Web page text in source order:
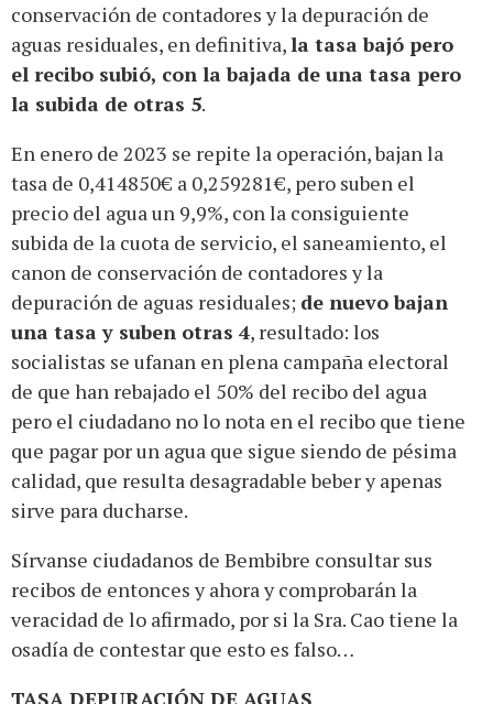
conservación de contadores y la depuración de
aguas residuales, en definitiva,la tasa bajó pero
el recibo subió, con la bajada de una tasa pero
la subida de otras 5.
En enero de 2023 se repite la operación, bajan la
tasa de 0,414850€ a 0,259281€, pero suben el
precio del agua un 9,9%, con la consiguiente
subida de la cuota de servicio, el saneamiento, el
canon de conservación de contadores y la
depuración de aguas residuales; de nuevo bajan
una tasa y suben otras 4, resultado: los
socialistas se ufanan en plena campaña electoral
de que han rebajado el 50% del recibo del agua
pero el ciudadano no lo nota en el recibo que tiene
que pagar por un agua que sigue siendo de pésima
calidad, que resulta desagradable beber y apenas
sirve para ducharse.
Sírvanse ciudadanos de Bembibre consultar sus
recibos de entonces y ahora y comprobarán la
veracidad de lo afirmado, por si la Sra. Cao tiene la
osadía de contestar que esto es falso…
TASA DEPURACIÓN DE AGUAS